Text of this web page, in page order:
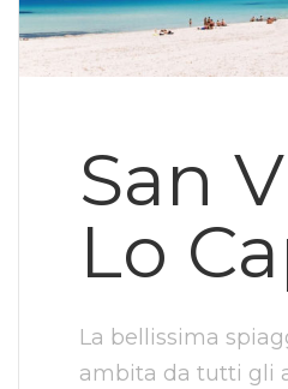
San
Lo
La bellissima
ambita da tutti gli